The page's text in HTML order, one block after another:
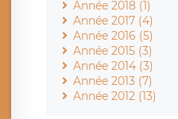
Année 2018 (1)
Année 2017 (4)
Année 2016 (5)
Année 2015 (3)
Année 2014 (3)
Année 2013 (7)
Année 2012 (13)